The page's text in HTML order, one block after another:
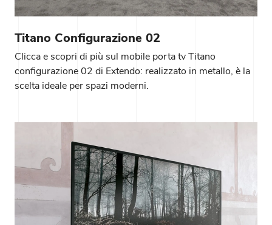
Titano Configurazione 02
Clicca e scopri di più sul mobile porta tv Titano
configurazione 02 di Extendo: realizzato in metallo, è la
scelta ideale per spazi moderni.